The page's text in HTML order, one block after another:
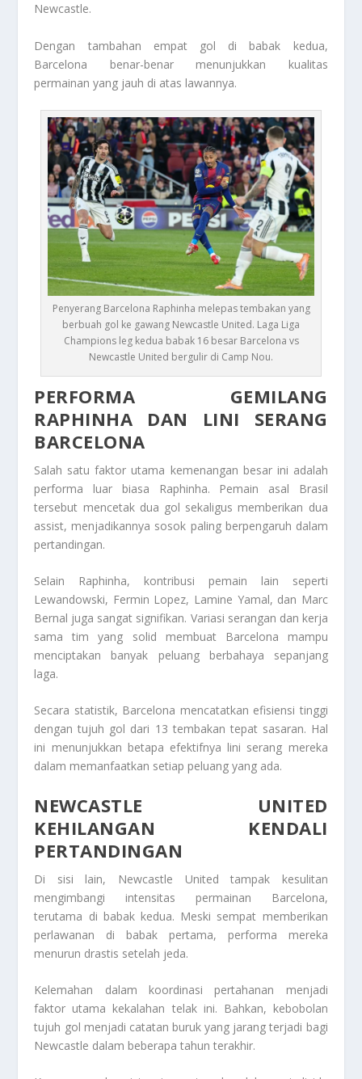
Newcastle.
Dengan tambahan empat gol di babak kedua,
Barcelona benar-benar menunjukkan kualitas
permainan yang jauh di atas lawannya.
Penyerang Barcelona Raphinha melepas tembakan yang
berbuah gol ke gawang Newcastle United. Laga Liga
Champions leg kedua babak 16 besar Barcelona vs
Newcastle United bergulir di Camp Nou.
PERFORMA GEMILANG
RAPHINHA DAN LINI SERANG
BARCELONA
Salah satu faktor utama kemenangan besar ini adalah
performa luar biasa Raphinha. Pemain asal Brasil
tersebut mencetak dua gol sekaligus memberikan dua
assist, menjadikannya sosok paling berpengaruh dalam
pertandingan.
Selain Raphinha, kontribusi pemain lain seperti
Lewandowski, Fermin Lopez, Lamine Yamal, dan Marc
Bernal juga sangat signifikan. Variasi serangan dan kerja
sama tim yang solid membuat Barcelona mampu
menciptakan banyak peluang berbahaya sepanjang
laga.
Secara statistik, Barcelona mencatatkan efisiensi tinggi
dengan tujuh gol dari 13 tembakan tepat sasaran. Hal
ini menunjukkan betapa efektifnya lini serang mereka
dalam memanfaatkan setiap peluang yang ada.
NEWCASTLE UNITED
KEHILANGAN KENDALI
PERTANDINGAN
Di sisi lain, Newcastle United tampak kesulitan
mengimbangi intensitas permainan Barcelona,
terutama di babak kedua. Meski sempat memberikan
perlawanan di babak pertama, performa mereka
menurun drastis setelah jeda.
Kelemahan dalam koordinasi pertahanan menjadi
faktor utama kekalahan telak ini. Bahkan, kebobolan
tujuh gol menjadi catatan buruk yang jarang terjadi bagi
Newcastle dalam beberapa tahun terakhir.